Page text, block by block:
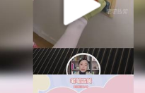
印度暴发金迪普